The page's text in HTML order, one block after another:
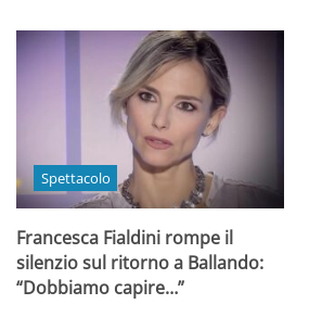
Spettacolo
Francesca Fialdini rompe il
silenzio sul ritorno a Ballando:
“Dobbiamo capire…”